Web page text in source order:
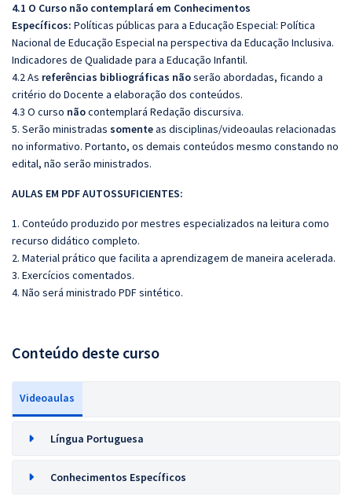
4.1 O Curso não contemplará em Conhecimentos
Específicos: Políticas públicas para a Educação Especial: Política
Nacional de Educação Especial na perspectiva da Educação Inclusiva.
Indicadores de Qualidade para a Educação Infantil.
4.2 As referências bibliográficas nãoserão abordadas, ficando a
critério do Docente a elaboração dos conteúdos.
4.3 O curso nãocontemplará Redação discursiva.
5. Serão ministradas somenteas disciplinas/videoaulas relacionadas
no informativo. Portanto, os demais conteúdos mesmo constando no
edital, não serão ministrados.
AULAS EM PDF AUTOSSUFICIENTES:
1. Conteúdo produzido por mestres especializados na leitura como
recurso didático completo.
2. Material prático que facilita a aprendizagem de maneira acelerada.
3. Exercícios comentados.
4. Não será ministrado PDF sintético.
Conteúdo deste curso
Videoaulas
Língua Portuguesa
Conhecimentos Específicos